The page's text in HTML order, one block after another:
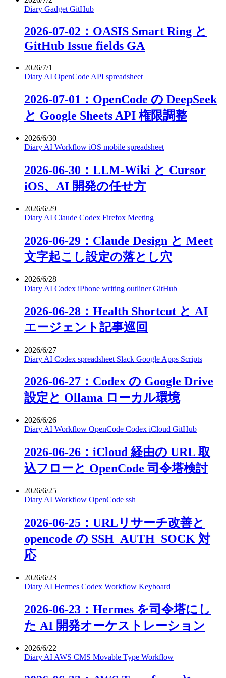
Diary Gadget GitHub
2026-07-02：OASIS Smart Ring と
GitHub Issue fields GA
2026/7/1
Diary AI OpenCode API spreadsheet
2026-07-01：OpenCode の DeepSeek
と Google Sheets API 権限調整
2026/6/30
Diary AI Workflow iOS mobile spreadsheet
2026-06-30：LLM-Wiki と Cursor
iOS、AI 開発の任せ方
2026/6/29
Diary AI Claude Codex Firefox Meeting
2026-06-29：Claude Design と Meet
文字起こし設定の落とし穴
2026/6/28
Diary AI Codex iPhone writing outlinerGitHub
2026-06-28：Health Shortcut と AI
エージェント記事巡回
2026/6/27
Diary AI Codex spreadsheet Slack Google Apps Scripts
2026-06-27：Codex の Google Drive
設定と Ollama ローカル環境
2026/6/26
Diary AI Workflow OpenCode Codex iCloud GitHub
2026-06-26：iCloud 経由の URL 取
込フローと OpenCode 司令塔検討
2026/6/25
Diary AI Workflow OpenCode ssh
2026-06-25：URLリサーチ改善と
opencode の SSH_AUTH_SOCK 対
応
2026/6/23
Diary AI Hermes Codex Workflow Keyboard
2026-06-23：Hermes を司令塔にし
た AI 開発オーケストレーション
2026/6/22
Diary AI AWS CMS Movable Type Workflow